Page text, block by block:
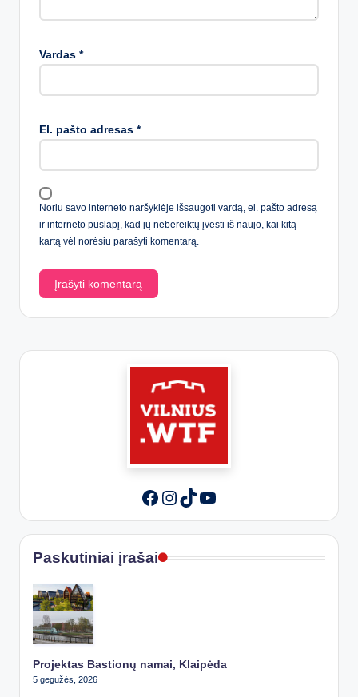
Vardas *
El. pašto adresas *
Noriu savo interneto naršyklėje išsaugoti vardą, el. pašto adresą
ir interneto puslapį, kad jų nebereiktų įvesti iš naujo, kai kitą
kartą vėl norėsiu parašyti komentarą.
Facebook
Instagram
TikTokYouTube
Paskutiniai įrašai
Projektas Bastionų namai, Klaipėda
5 gegužės, 2026